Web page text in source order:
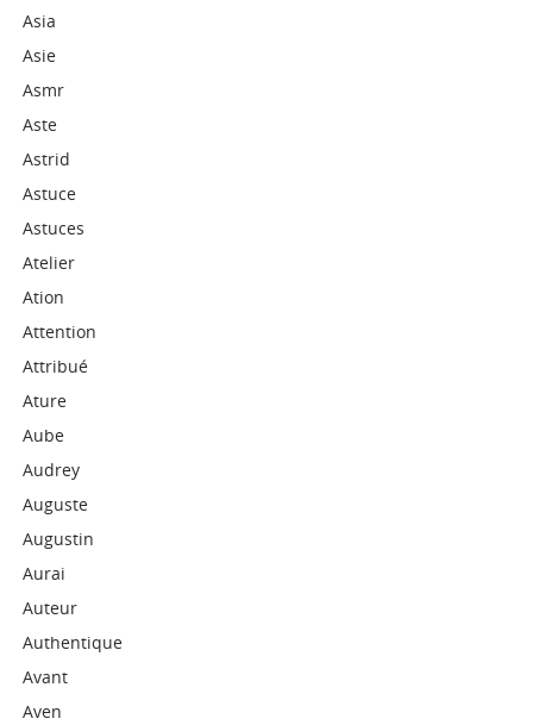
Asia
Asie
Asmr
Aste
Astrid
Astuce
Astuces
Atelier
Ation
Attention
Attribué
Ature
Aube
Audrey
Auguste
Augustin
Aurai
Auteur
Authentique
Avant
Aven